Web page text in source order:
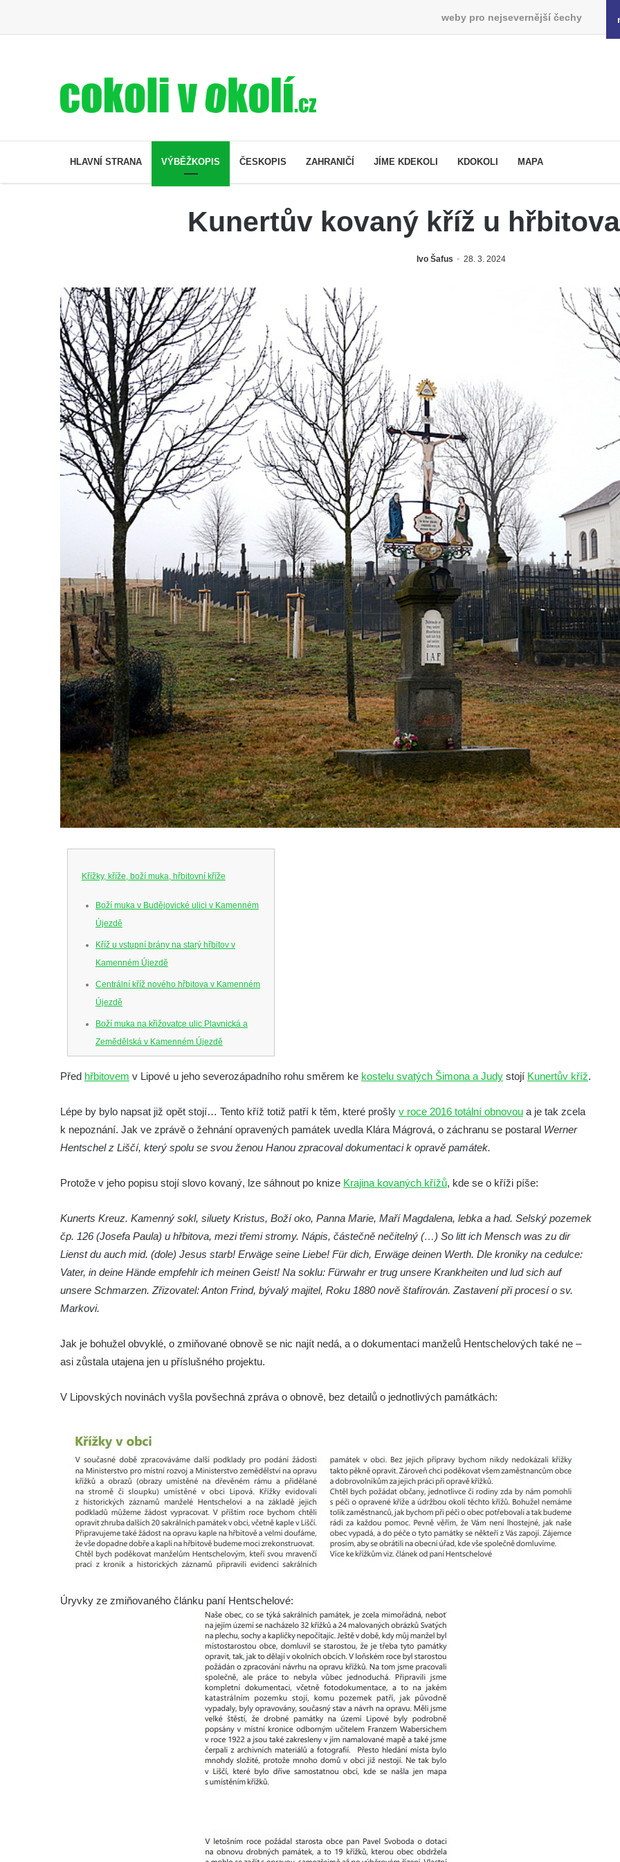
weby pro nejsevernější čechy
HLAVNÍ STRANA VÝBĚŽKOPIS ČESKOPIS ZAHRANIČÍ JÍME KDEKOLI KDOKOLI MAPA
Kunertův kovaný kříž u
Ivo Šafus 28. 3. 2024
Křížky, kříže, boží muka, hřbitovní kříže
Boží muka v Budějovické ulici v Kamenném
Újezdě
Kříž u vstupní brány na starý hřbitov v
Kamenném Újezdě
Centrální kříž nového hřbitova v Kamenném
Újezdě
Boží muka na křižovatce ulic Plavnická a
Zemědělská v Kamenném Újezdě
v Kamenném Újezdě
v Kamenném Újezdě
Kříž v Dělnické ulici v Kamenném Újezdě
Malší ve Velešíně
Kříž u kostela svatého Václava ve Velešíně
Kříž na zahradě domu čp. 127 v Římově
Kříž u fary v Římově
Kříž u lípy Jana Gurreho v Římově
Kříž poblíž domu čp. 169 v Plavu
Boží muka v Plavu
Kříž u Obrázku severovýchodně od
Práchně
Kříž na rozcestí u domu čp. 283 v Dolním
Podluží
Görnerův kříž u silnice č. 264 v Dolním
Podluží
Údajný kříž u domu čp. 283 ve Chřibské
Centrální kříž hřbitova v Hrobčicích
Kříž u silnice z Chouče do Mirošovic
Centrální kříž hřbitova v Chouči
Boží muka u domu čp. 392 na rohu ulic Na
Před hřbitovem v Lipové u jeho severozápadního rohu směrem ke kostelu svatých Šimona a Judy stojí Kunertův kříž.
Lépe by bylo napsat již opět stojí… Tento kříž totiž patří k těm, které prošly v roce 2016 totální obnovou a je tak zcela
k nepoznání. Jak ve zprávě o žehnání opravených památek uvedla Klára Mágrová, o záchranu se postaral Werner
Hentschel z Liščí, který spolu se svou ženou Hanou zpracoval dokumentaci k opravě památek.
Protože v jeho popisu stojí slovo kovaný, lze sáhnout po knize Krajina kovaných křížů, kde se o kříži píše:
Kunerts Kreuz. Kamenný sokl, siluety Kristus, Boží oko, Panna Marie, Maří Magdalena, lebka a had. Selský pozemek
čp. 126 (Josefa Paula) u hřbitova, mezi třemi stromy. Nápis, částečně nečitelný (…) So litt ich Mensch was zu dir
Lienst du auch mid. (dole) Jesus starb! Erwäge seine Liebe! Für dich, Erwäge deinen Werth. Dle kroniky na cedulce:
Vater, in deine Hände empfehlr ich meinen Geist! Na soklu: Fürwahr er trug unsere Krankheiten und lud sich auf
unsere Schmarzen. Zřizovatel: Anton Frind, bývalý majitel, Roku 1880 nově štafírován. Zastavení při procesí o sv.
Markovi.
Jak je bohužel obvyklé, o zmiňované obnově se nic najít nedá, a o dokumentaci manželů Hentschelových také ne –
asi zůstala utajena jen u příslušného projektu.
V Lipovských novinách vyšla povšechná zpráva o obnově, bez detailů o jednotlivých památkách:
Úryvky ze zmiňovaného článku paní Hentschelové: